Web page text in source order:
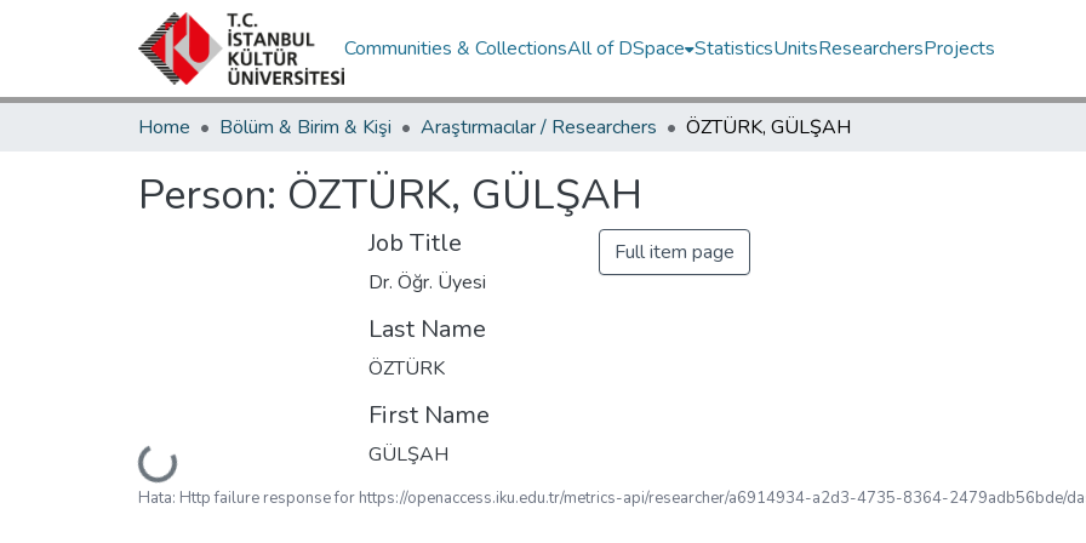
Communities & CollectionsAll of DSpace StatisticsUnitsResearchersProjects
Home Bölüm & Birim & Kişi Araştırmacılar / Researchers ÖZTÜRK, GÜLŞAH
Person: ÖZTÜRK, GÜLŞAH
Loading...
Job Title
Dr. Öğr. Üyesi
Last Name
ÖZTÜRK
First Name
GÜLŞAH
Full item page
Hata: Http failure response for https://openaccess.iku.edu.tr/metrics-api/researcher/a6914934-a2d3-4735-8364-2479adb56bde/